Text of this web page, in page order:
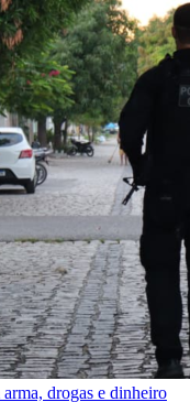
drogas e dinheiro